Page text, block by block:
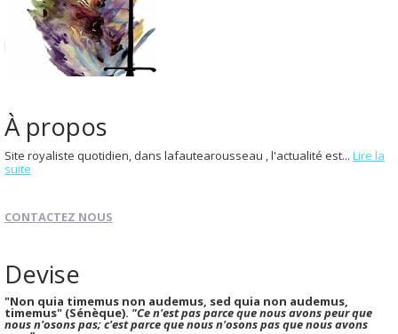
À propos
Site royaliste quotidien, dans lafautearousseau , l'actualité est... Lire la
suite
CONTACTEZ NOUS
Devise
"Non quia timemus non audemus, sed quia non audemus,
timemus" (Sénèque). "Ce n'est pas parce que nous avons peur que
nous n'osons pas; c'est parce que nous n'osons pas que nous avons